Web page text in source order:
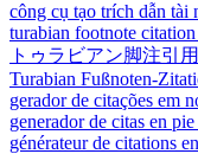
công cụ tạo trích dẫn tài
turabian footnote
トゥラビアン脚注引
Turabian Fußnoten-
gerador de citações em
generador de citas en
générateur de citations